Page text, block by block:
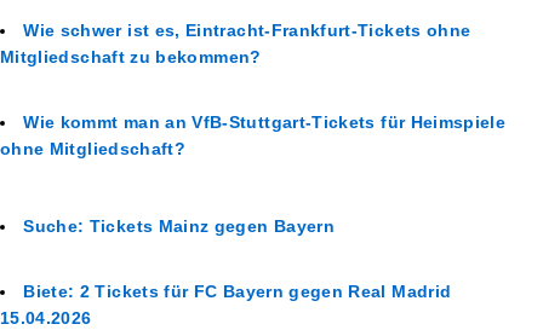
Wie schwer ist es, Eintracht-Frankfurt-Tickets ohne
Mitgliedschaft zu bekommen?
Wie kommt man an VfB-Stuttgart-Tickets für Heimspiele
ohne Mitgliedschaft?
Suche: Tickets Mainz gegen Bayern
Biete: 2 Tickets für FC Bayern gegen Real Madrid
15.04.2026